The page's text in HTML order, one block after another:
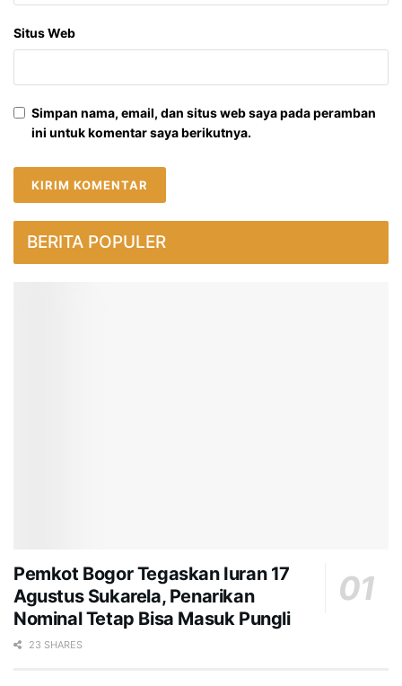
Situs Web
Simpan nama, email, dan situs web saya pada peramban
ini untuk komentar saya berikutnya.
BERITA POPULER
Pemkot Bogor Tegaskan Iuran 17
Agustus Sukarela, Penarikan
Nominal Tetap Bisa Masuk Pungli
23 SHARES